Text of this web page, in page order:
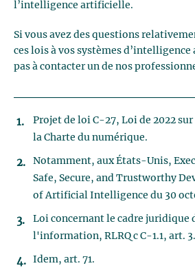
l’intelligence artificielle.
Si vous avez des questions
ces lois à vos systèmes
pas à contacter un de nos
Projet de loi C-27, Loi de 2022
la Charte du numérique.
Notamment, aux États-Unis,
Safe, Secure, and Trustworthy
of Artificial Intelligence du 30
Loi concernant le cadre juridique
l'information, RLRQ c C-1.1, art. 3.
Idem, art. 71.